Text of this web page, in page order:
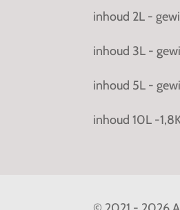
inhoud 2L -
inhoud 3L -
inhoud 5L -
inhoud 10L -